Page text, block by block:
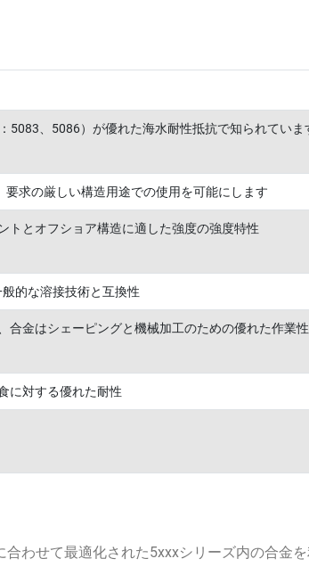
5083、5086）が優れた海水耐性抵抗で知られていま
要求の厳しい構造用途での使用を可能にします
トとオフショア構造に適した強度の強度特性
的な溶接技術と互換性
合金はシェーピングと機械加工のための優れた作業
に対する優れた耐性
わせて最適化された5xxxシリーズ内の合金